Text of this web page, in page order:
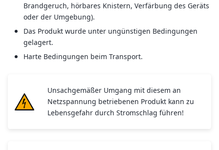
Brandgeruch, hörbares Knistern, Verfärbung des Geräts
oder der Umgebung).
Das Produkt wurde unter ungünstigen Bedingungen
gelagert.
Harte Bedingungen beim Transport.
Unsachgemäßer Umgang mit diesem an
Netzspannung betriebenen Produkt kann zu
Lebensgefahr durch Stromschlag führen!